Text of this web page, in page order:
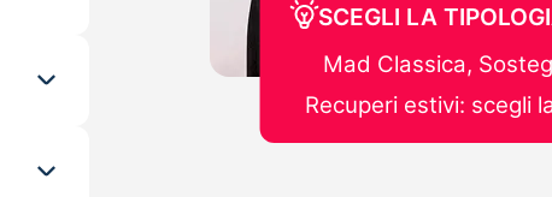
SCEGLI LA
Mad Classica,
Recuperi estivi: scegli